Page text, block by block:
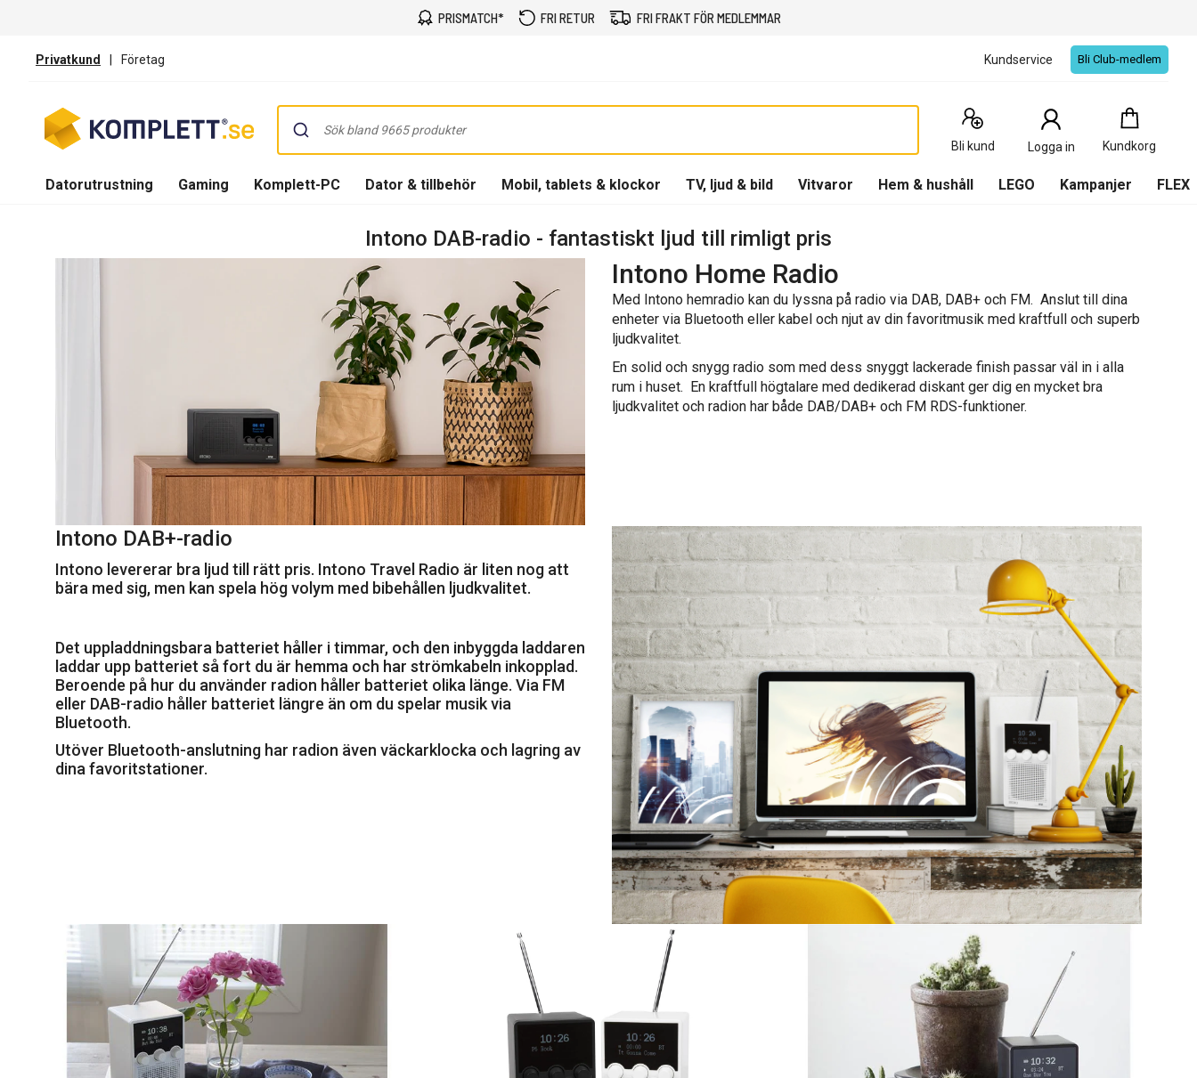
PRISMATCH* FRI RETUR FRI FRAKT FÖR MEDLEMMAR
Privatkund | Företag Kundservice Bli Club-medlem
Bli kund Logga in Kundkorg
Kundkorg
0
Produkter
Datorutrustning Gaming Komplett-PC Dator & tillbehör Mobil, tablets & klockor TV, ljud & bild Vitvaror Hem & hushåll LEGO Kampanjer FLEX
Intono DAB-radio - fantastiskt ljud till rimligt pris
Intono Home Radio
Med Intono hemradio kan du lyssna på radio via DAB, DAB+ och FM. Anslut till dina
enheter via Bluetooth eller kabel och njut av din favoritmusik med kraftfull och superb
ljudkvalitet.
En solid och snygg radio som med dess snyggt lackerade finish passar väl in i alla
rum i huset. En kraftfull högtalare med dedikerad diskant ger dig en mycket bra
ljudkvalitet och radion har både DAB/DAB+ och FM RDS-funktioner.
Intono DAB+-radio
Intono levererar bra ljud till rätt pris. Intono Travel Radio är liten nog att
bära med sig, men kan spela hög volym med bibehållen ljudkvalitet.
Det uppladdningsbara batteriet håller i timmar, och den inbyggda laddaren
laddar upp batteriet så fort du är hemma och har strömkabeln inkopplad.
Beroende på hur du använder radion håller batteriet olika länge. Via FM
eller DAB-radio håller batteriet längre än om du spelar musik via
Bluetooth.
Utöver Bluetooth-anslutning har radion även väckarklocka och lagring av
dina favoritstationer.